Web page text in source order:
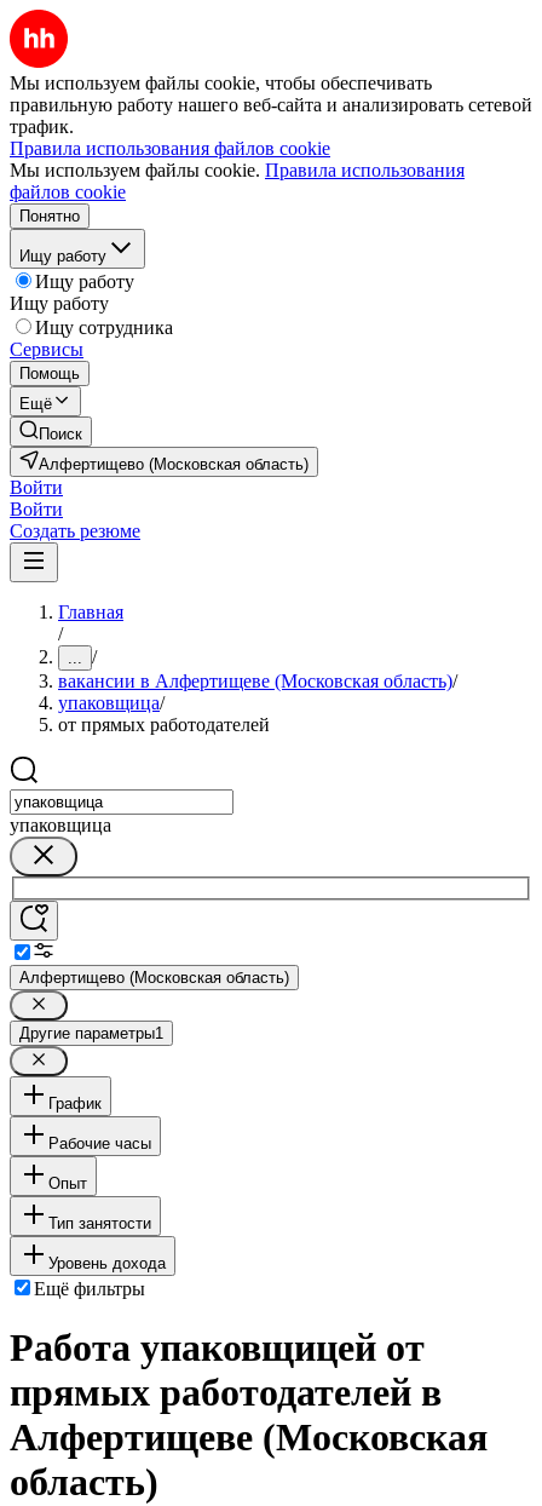
Мы используем файлы cookie, чтобы обеспечивать
правильную работу нашего веб-сайта и анализировать сетевой
трафик.
Правила использования файлов cookie
Мы используем файлы cookie. Правила использования
файлов cookie
Понятно
Ищу работу
Ищу работу
Ищу работу
Ищу сотрудника
Сервисы
Помощь
Ещё
Поиск
Алфертищево (Московская область)
Войти
Войти
Создать резюме
Главная
/
... /
вакансии в Алфертищеве (Московская область)/
упаковщица/
от прямых работодателей
упаковщица
Алфертищево (Московская область)
Другие параметры1
График
Рабочие часы
Опыт
Тип занятости
Уровень дохода
Ещё фильтры
Работа упаковщицей от
прямых работодателей в
Алфертищеве (Московская
область)